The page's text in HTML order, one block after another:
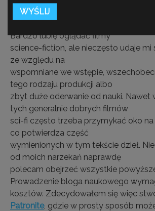
Kadr z filmu „Skóra, w której
Bardzo lubię oglądać filmy
science-fiction, ale nieczęsto udaje mi
ze względu na
wspomniane we wstępie,
tego rodzaju produkcji albo
zbyt duże oderwanie od nauki. Nawet
tych generalnie dobrych filmów
sci-fi często trzeba przymykać oko na
co potwierdza część
wymienionych w tym tekście dzieł.
od moich narzekań naprawdę
polecam obejrzeć wszystkie
Prowadzenie bloga naukowego
kosztów. Zdecydowałem się więc
Patronite, gdzie w prosty sposób